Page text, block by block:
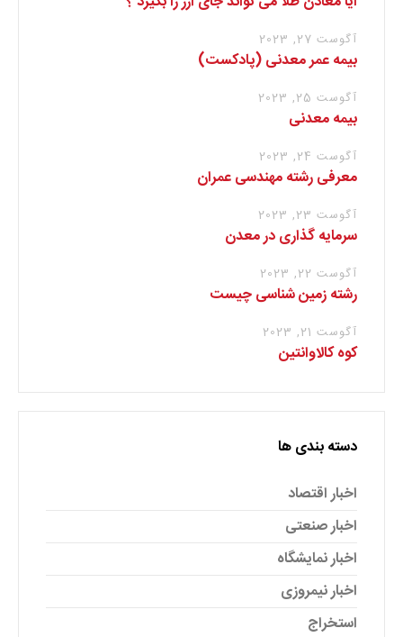
آگوست 27, 2023
بیمه عمر معدنی (پادکست)
آگوست 25, 2023
بیمه معدنی
آگوست 24, 2023
معرفی رشته مهندسی عمران
آگوست 23, 2023
سرمایه گذاری در معدن
آگوست 22, 2023
رشته زمین شناسی چیست
آگوست 21, 2023
کوه کالاوانتین
دسته بندی ها
اخبار اقتصاد
اخبار صنعتی
اخبار نمایشگاه
اخبار نیمروزی
استخراج